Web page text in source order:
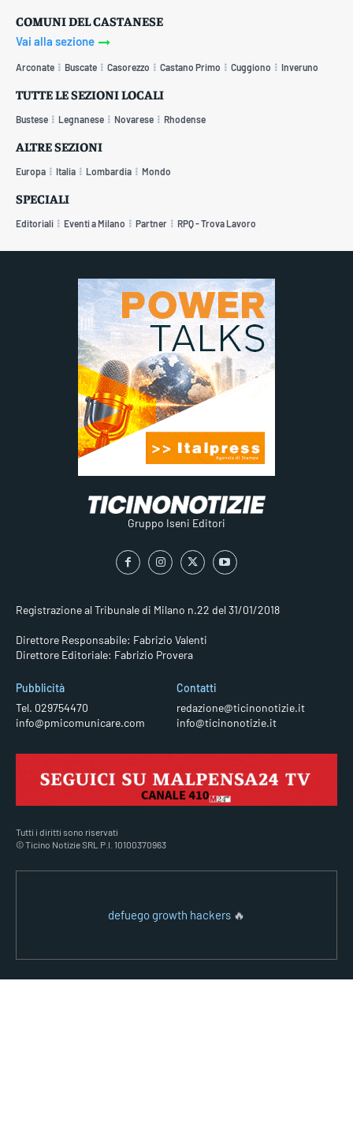
COMUNI DEL CASTANESE
Vai alla sezione
Arconate Buscate Casorezzo Castano Primo Cuggiono Inveruno
TUTTE LE SEZIONI LOCALI
Bustese Legnanese Novarese Rhodense
ALTRE SEZIONI
Europa Italia Lombardia Mondo
SPECIALI
Editoriali Eventi a Milano Partner RPQ - Trova Lavoro
Gruppo Iseni Editori
Registrazione al Tribunale di Milano n.22 del 31/01/2018
Direttore Responsabile: Fabrizio Valenti
Direttore Editoriale: Fabrizio Provera
Pubblicità
Tel. 029754470
info@pmicomunicare.com
Contatti
redazione@ticinonotizie.it
info@ticinonotizie.it
Tutti i diritti sono riservati
© Ticino Notizie SRL P.I. 10100370963
defuego growth hackers 🔥